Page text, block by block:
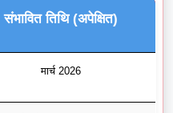
संभावित तिथि (अपेक्षित)
मार्च 2026